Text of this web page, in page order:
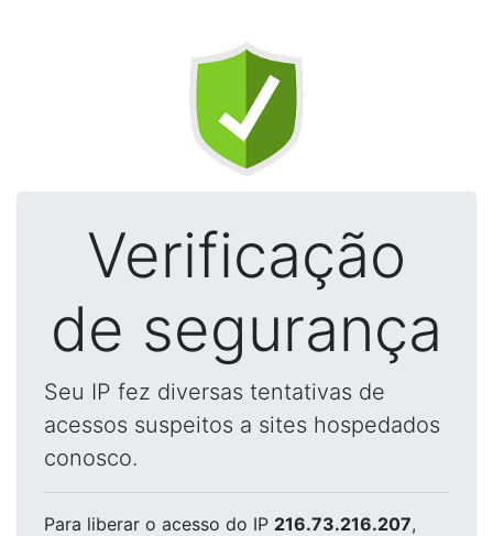
Verificação
de segurança
Seu IP fez diversas tentativas de
acessos suspeitos a sites hospedados
conosco.
Para liberar o acesso do IP 216.73.216.207,